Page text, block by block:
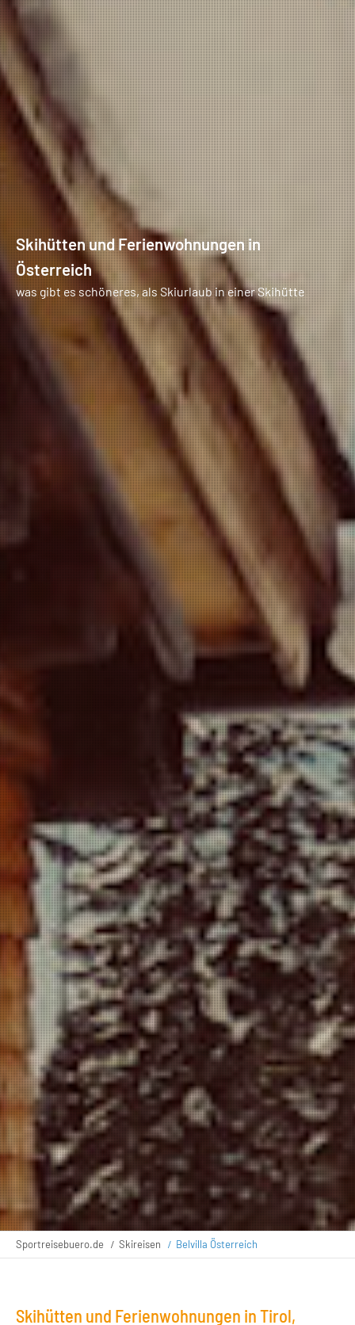
Skihütten und Ferienwohnungen in
Österreich
was gibt es schöneres, als Skiurlaub in einer Skihütte
Sportreisebuero.de Skireisen Belvilla Österreich
Skihütten und Ferienwohnungen in Tirol,